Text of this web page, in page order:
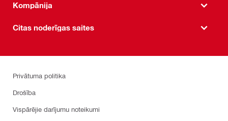
Kompānija
Citas noderīgas saites
Privātuma politika
Drošība
Vispārējie darījumu noteikumi